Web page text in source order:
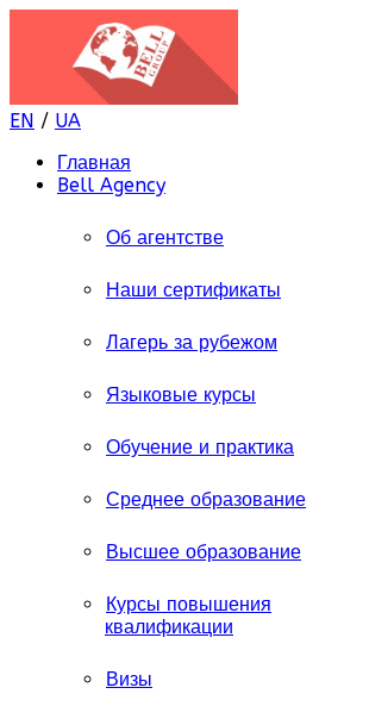
EN / UA
Главная
Bell Agency
Об агентстве
Наши сертификаты
Лагерь за рубежом
Языковые курсы
Обучение и практика
Среднее образование
Высшее образование
Курсы повышения
квалификации
Визы